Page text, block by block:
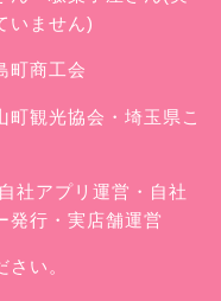
いません)
町商工会
観光協会・埼玉県こ
社アプリ運営・自社
発行・実店舗運営
い。